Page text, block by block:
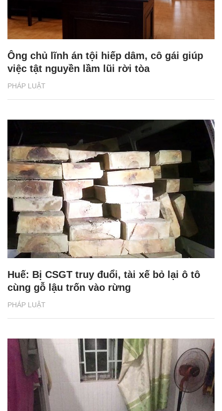
PHÁP LUẬT
Ông chủ lĩnh án tội hiếp dâm, cô gái giúp
việc tật nguyền lầm lũi rời tòa
PHÁP LUẬT
Huế: Bị CSGT truy đuổi, tài xế bỏ lại ô tô
cùng gỗ lậu trốn vào rừng